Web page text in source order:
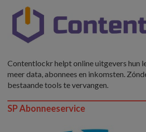
Contentlockr helpt online uitgevers hun
meer data, abonnees en inkomsten.
bestaande tools te vervangen.
SP Abonneeservice